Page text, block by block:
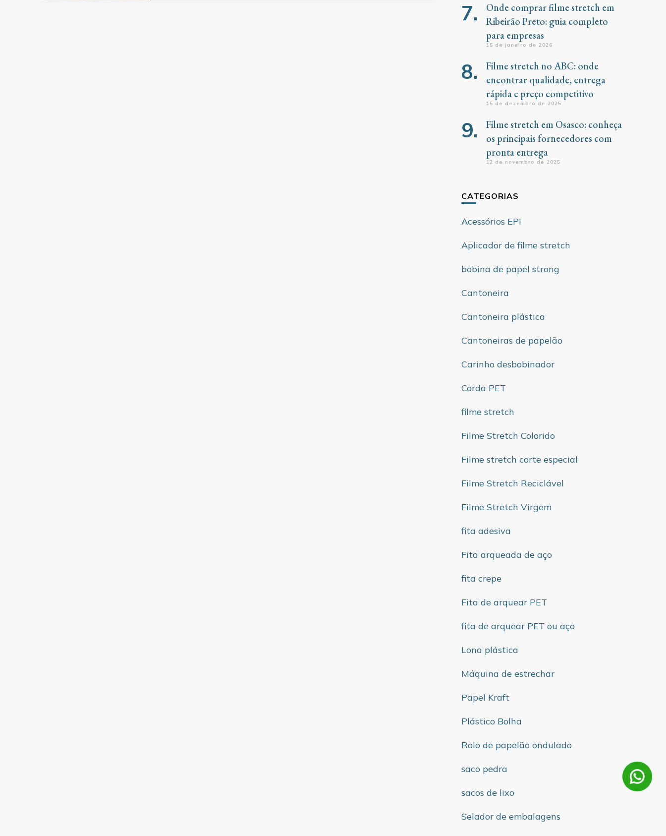
Onde comprar filme stretch em
Ribeirão Preto: guia completo
para empresas
15 de janeiro de 2026
Filme stretch no ABC: onde
encontrar qualidade, entrega
rápida e preço competitivo
15 de dezembro de 2025
Filme stretch em Osasco: conheça
os principais fornecedores com
pronta entrega
12 de novembro de 2025
CATEGORIAS
Acessórios EPI
Aplicador de filme stretch
bobina de papel strong
Cantoneira
Cantoneira plástica
Cantoneiras de papelão
Carinho desbobinador
Corda PET
filme stretch
Filme Stretch Colorido
Filme stretch corte especial
Filme Stretch Reciclável
Filme Stretch Virgem
fita adesiva
Fita arqueada de aço
fita crepe
Fita de arquear PET
fita de arquear PET ou aço
Lona plástica
Máquina de estrechar
Papel Kraft
Plástico Bolha
Rolo de papelão ondulado
saco pedra
sacos de lixo
Selador de embalagens